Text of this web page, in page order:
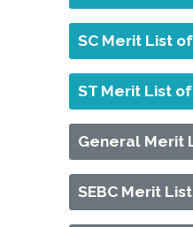
SC Merit List
ST Merit List
General Merit
SEBC Merit